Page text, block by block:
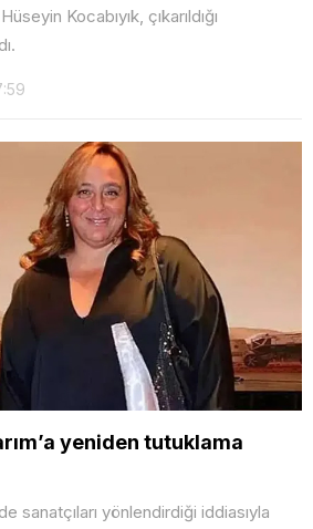
Kocabıyık, çıkarıldığı
yeniden tutuklama
sanatçıları yönlendirdiği iddiasıyla